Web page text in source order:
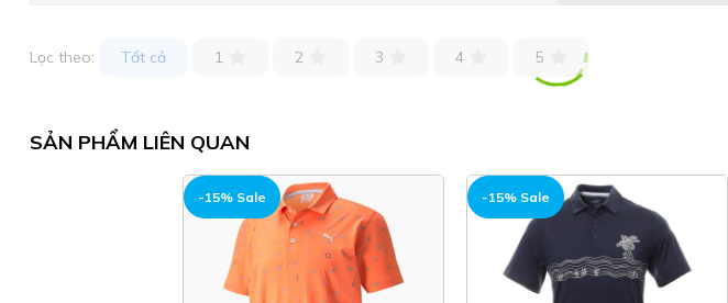
Lọc theo: Tất cả 1 2 3 4 5
SẢN PHẨM LIÊN QUAN
-15% Sale -15% Sale